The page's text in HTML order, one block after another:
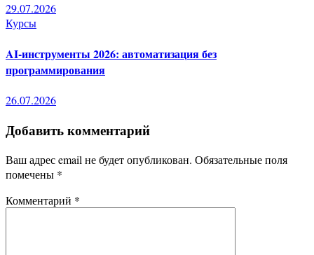
29.07.2026
Курсы
AI-инструменты 2026: автоматизация без
программирования
26.07.2026
Добавить комментарий
Ваш адрес email не будет опубликован. Обязательные поля
помечены *
Комментарий *